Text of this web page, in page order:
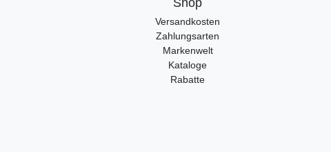
Shop
Versandkosten
Zahlungsarten
Markenwelt
Kataloge
Rabatte